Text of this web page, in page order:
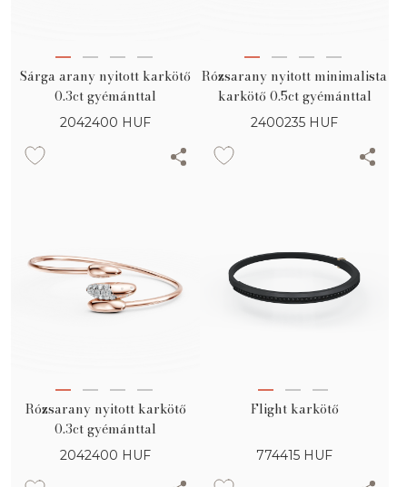
Sárga arany nyitott karkötő
0.3ct gyémánttal
2042400 HUF
Rózsarany nyitott minimalista
karkötő 0.5ct gyémánttal
2400235 HUF
Rózsarany nyitott karkötő
0.3ct gyémánttal
2042400 HUF
Flight karkötő
774415 HUF